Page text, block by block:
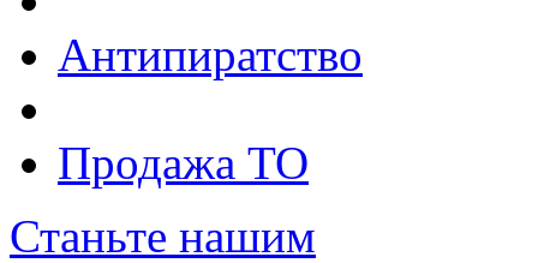
Антипиратство
Продажа ТО
Станьте нашим